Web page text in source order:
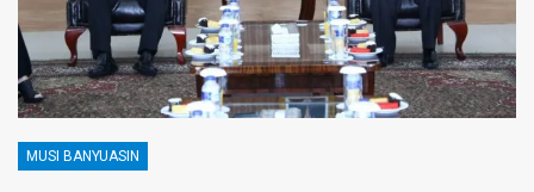
MUSI BANYUASIN